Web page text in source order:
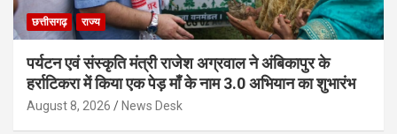
छत्तीसगढ़ राज्य
पर्यटन एवं संस्कृति मंत्री राजेश अग्रवाल ने अंबिकापुर के
हर्राटिकरा में किया एक पेड़ माँ के नाम 3.0 अभियान का शुभारंभ
August 8, 2026 News Desk